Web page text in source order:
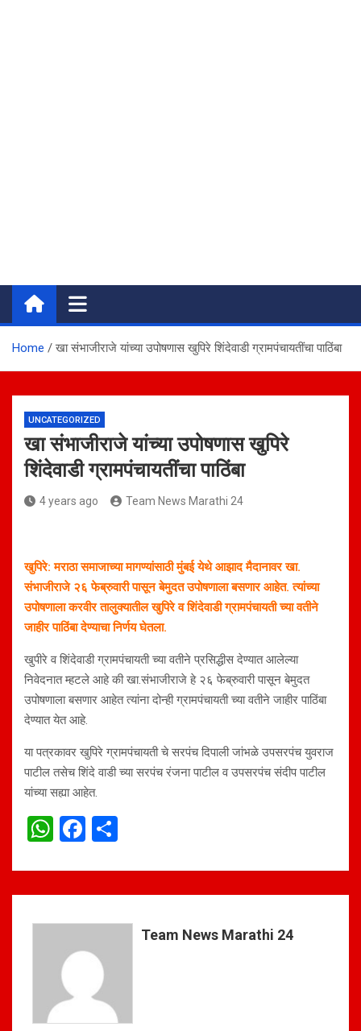
Home खा‌ संभाजीराजे यांच्या उपोषणास खुपिरे शिंदेवाडी ग्रामपंचायतींचा पाठिंबा
UNCATEGORIZED
खा‌ संभाजीराजे यांच्या उपोषणास खुपिरे
शिंदेवाडी ग्रामपंचायतींचा पाठिंबा
4 years ago Team News Marathi 24
खुपिरे: मराठा समाजाच्या मागण्यांसाठी मुंबई येथे आझाद मैदानावर खा.
संभाजीराजे २६ फेब्रुवारी पासून बेमुदत उपोषणाला बसणार आहेत. त्यांच्या
उपोषणाला करवीर तालुक्यातील खुपिरे व शिंदेवाडी ग्रामपंचायती च्या वतीने
जाहीर पाठिंबा देण्याचा निर्णय घेतला.
खुपीरे व शिंदेवाडी ग्रामपंचायती च्या वतीने प्रसिद्धीस देण्यात आलेल्या
निवेदनात म्हटले आहे की खा.संभाजीराजे हे २६ फेब्रुवारी पासून बेमुदत
उपोषणाला बसणार आहेत त्यांना दोन्ही ग्रामपंचायती च्या वतीने जाहीर पाठिंबा
देण्यात येत आहे.
या पत्रकावर खुपिरे ग्रामपंचायती चे सरपंच दिपाली जांभळे उपसरपंच युवराज
पाटील तसेच शिंदे वाडी च्या सरपंच रंजना पाटील व उपसरपंच संदीप पाटील
यांच्या सह्या आहेत.
W
at
A
p
p
F
ce
o
o
k
ar
Team News Marathi 24